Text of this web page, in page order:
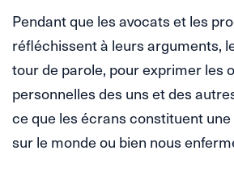
Pendant que les avocats et les
réfléchissent à leurs arguments,
tour de parole, pour exprimer les
personnelles des uns et des
ce que les écrans constituent
sur le monde ou bien nous